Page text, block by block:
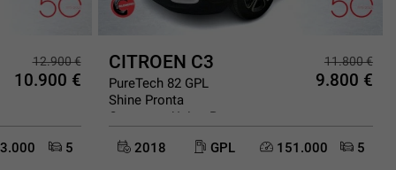
12.900 €
10.900 €
5
CITROEN C3
PureTech 82 GPL
Shine Pronta
Consegna Unico Prop
11.800 €
9.800 €
2018 GPL 151.000 5